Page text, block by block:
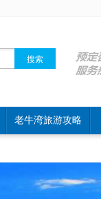
老牛湾旅游攻略